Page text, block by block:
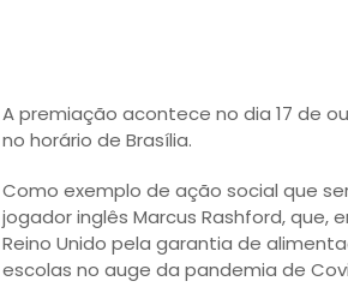
A premiação acontece no dia 17 de
no horário de Brasília.
Como exemplo de ação social que
jogador inglês Marcus Rashford, que,
Reino Unido pela garantia de
escolas no auge da pandemia de